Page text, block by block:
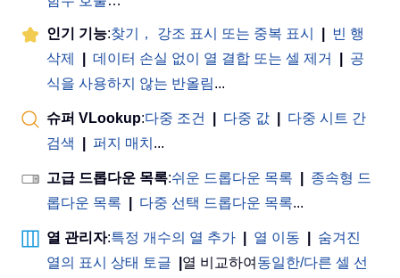
인기 기능:찾기， 강조 표시 또는 중복 표시
빈 행
삭제
데이터 손실 없이 열 결합 또는 셀 제거
공
식을 사용하지 않는 반올림...
슈퍼 VLookup:다중 조건 다중 값
다중 시트 간
검색
퍼지 매치 ...
고급 드롭다운 목록:쉬운 드롭다운 목록
종속형 드
롭다운 목록
다중 선택 드롭다운 목록...
열 관리자:특정 개수의 열 추가 열 이동
숨겨진
열의 표시 상태 토글
열 비교하여 동일한/다른 셀 선